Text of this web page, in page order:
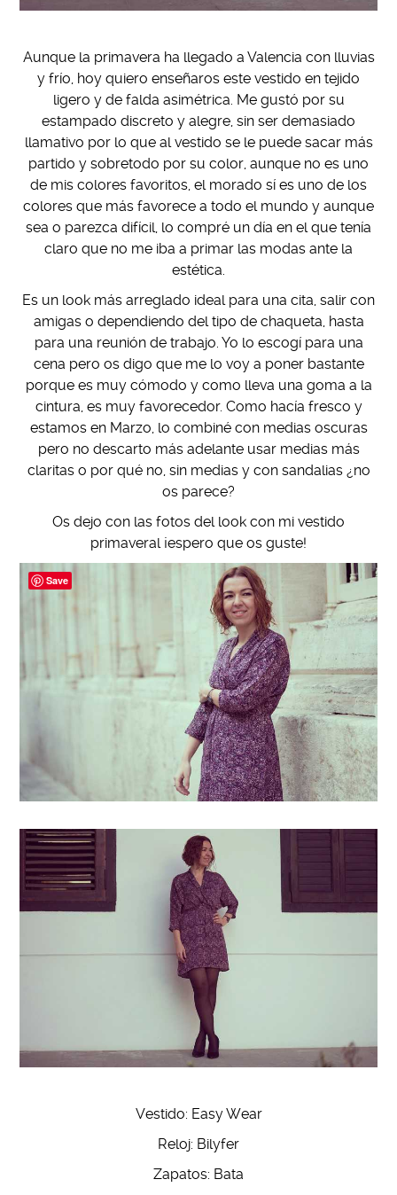
Aunque la primavera ha llegado a Valencia con lluvias
y frío, hoy quiero enseñaros este vestido en tejido
ligero y de falda asimétrica. Me gustó por su
estampado discreto y alegre, sin ser demasiado
llamativo por lo que al vestido se le puede sacar más
partido y sobretodo por su color, aunque no es uno
de mis colores favoritos, el morado sí es uno de los
colores que más favorece a todo el mundo y aunque
sea o parezca difícil, lo compré un día en el que tenía
claro que no me iba a primar las modas ante la
estética.
Es un look más arreglado ideal para una cita, salir con
amigas o dependiendo del tipo de chaqueta, hasta
para una reunión de trabajo. Yo lo escogí para una
cena pero os digo que me lo voy a poner bastante
porque es muy cómodo y como lleva una goma a la
cintura, es muy favorecedor. Como hacía fresco y
estamos en Marzo, lo combiné con medias oscuras
pero no descarto más adelante usar medias más
claritas o por qué no, sin medias y con sandalias ¿no
os parece?
Os dejo con las fotos del look con mi vestido
primaveral ¡espero que os guste!
Vestido: Easy Wear
Reloj: Bilyfer
Zapatos: Bata
Save